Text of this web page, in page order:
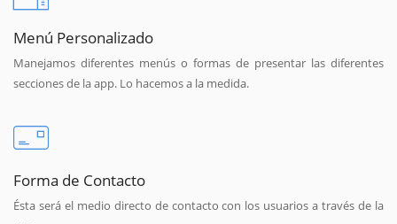
Menú Personalizado
Manejamos diferentes menús o formas de presentar las diferentes
secciones de la app. Lo hacemos a la medida.
Forma de Contacto
Ésta será el medio directo de contacto con los usuarios a través de la